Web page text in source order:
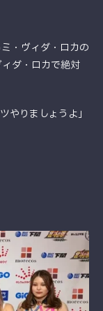
・ヴィダ・ロカの
ダ・ロカで絶対
やりましょうよ」